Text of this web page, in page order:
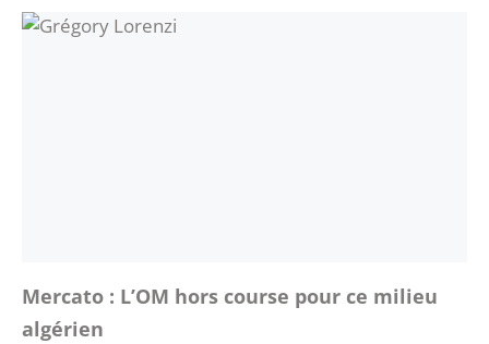
Mercato : L’OM hors course pour ce milieu
algérien